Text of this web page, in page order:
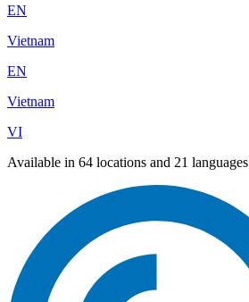
EN
Vietnam
EN
Vietnam
VI
Available in 64 locations and 21 languages